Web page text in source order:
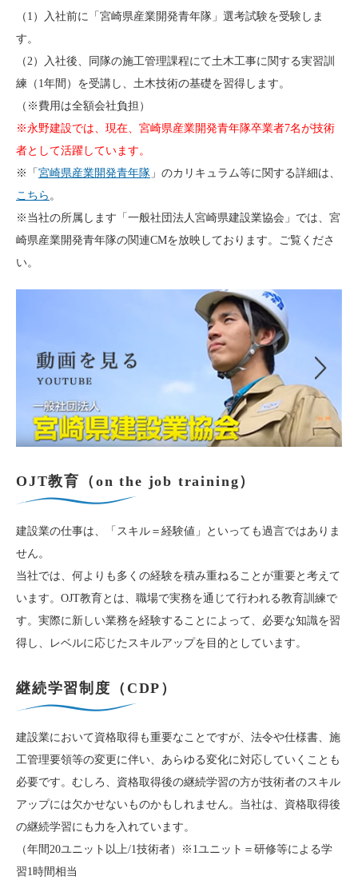
（1）入社前に「宮崎県産業開発青年隊」選考試験を受験しま
す。
（2）入社後、同隊の施工管理課程にて土木工事に関する実習訓
練（1年間）を受講し、土木技術の基礎を習得します。
（※費用は全額会社負担）
※永野建設では、現在、宮崎県産業開発青年隊卒業者7名が技術
者として活躍しています。
※「宮崎県産業開発青年隊 」のカリキュラム等に関する詳細は、
こちら。
※当社の所属します「一般社団法人宮崎県建設業協会」では、宮
崎県産業開発青年隊の関連CMを放映しております。ご覧くださ
い。
OJT教育（on the job training）
建設業の仕事は、「スキル＝経験値」といっても過言ではありま
せん。
当社では、何よりも多くの経験を積み重ねることが重要と考えて
います。OJT教育とは、職場で実務を通じて行われる教育訓練で
す。実際に新しい業務を経験することによって、必要な知識を習
得し、レベルに応じたスキルアップを目的としています。
継続学習制度（CDP）
建設業において資格取得も重要なことですが、法令や仕様書、施
工管理要領等の変更に伴い、あらゆる変化に対応していくことも
必要です。むしろ、資格取得後の継続学習の方が技術者のスキル
アップには欠かせないものかもしれません。当社は、資格取得後
の継続学習にも力を入れています。
（年間20ユニット以上/1技術者）※1ユニット＝研修等による学
習1時間相当